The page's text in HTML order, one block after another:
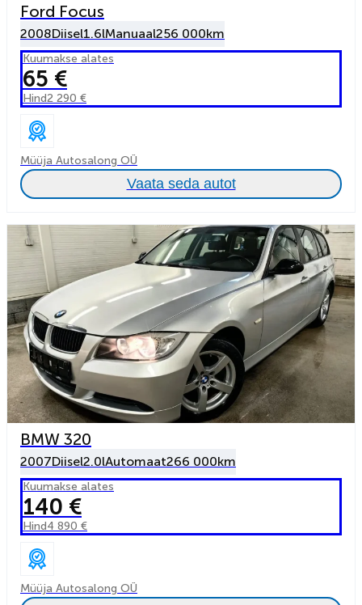
Ford Focus
2008Diisel1.6lManuaal256 000km
Kuumakse alates
65 €
Hind2 290 €
Müüja Autosalong OÜ
Vaata seda autot
BMW 320
2007Diisel2.0lAutomaat266 000km
Kuumakse alates
140 €
Hind4 890 €
Müüja Autosalong OÜ